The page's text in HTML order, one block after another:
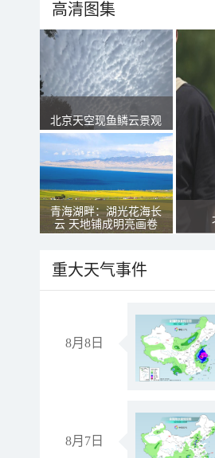
高清图集
北京天空现鱼鳞云景观
青海湖畔：湖光花海长
云 天地铺成明亮画卷
重大天气事件
8月8日
8月7日